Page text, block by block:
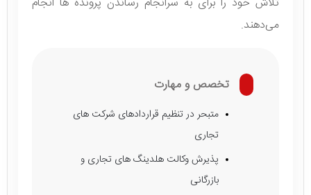
می‌دهند.
تخصص و مهارت
متبحر در تنظیم قراردادهای شرکت های
تجاری
پذیرش وکالت هلدینگ های تجاری و
بازرگانی